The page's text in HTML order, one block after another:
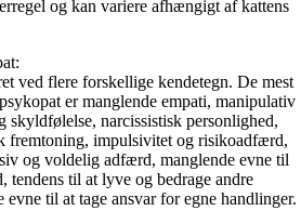
og kan variere afhængigt af kattens
ved flere forskellige kendetegn. De mest
er manglende empati, manipulativ
skyldfølelse, narcissistisk personlighed,
fremtoning, impulsivitet og risikoadfærd,
og voldelig adfærd, manglende evne til
tendens til at lyve og bedrage andre
evne til at tage ansvar for egne handlinger.